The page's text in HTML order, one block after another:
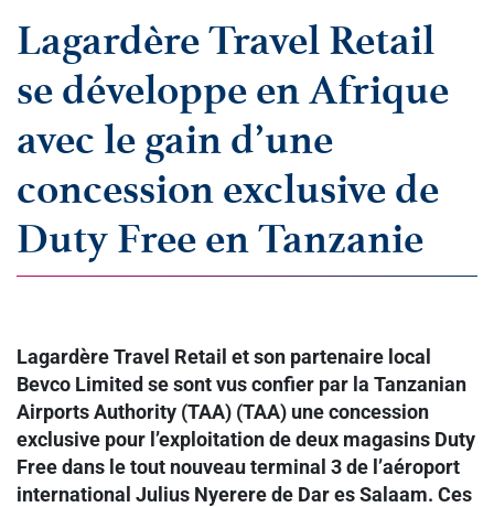
Lagardère Travel Retail
se développe en Afrique
avec le gain d’une
concession exclusive de
Duty Free en Tanzanie
Lagardère Travel Retail et son partenaire local
Bevco Limited se sont vus confier par la Tanzanian
Airports Authority (TAA) (TAA) une concession
exclusive pour l’exploitation de deux magasins Duty
Free dans le tout nouveau terminal 3 de l’aéroport
international Julius Nyerere de Dar es Salaam. Ces